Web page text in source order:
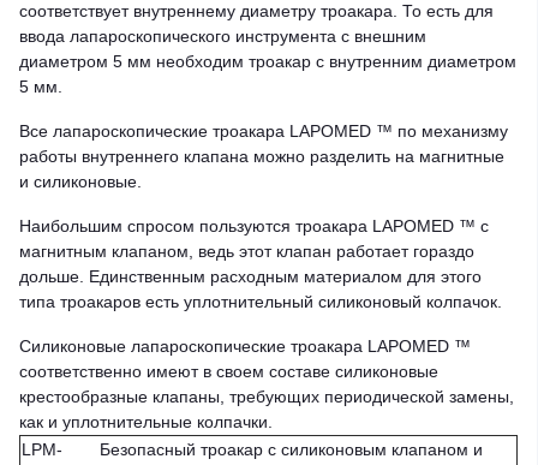
соответствует внутреннему диаметру троакара. То есть для
ввода лапароскопического инструмента с внешним
диаметром 5 мм необходим троакар с внутренним диаметром
5 мм.
Все лапароскопические троакара LAPOMED ™ по механизму
работы внутреннего клапана можно разделить на магнитные
и силиконовые.
Наибольшим спросом пользуются троакара LAPOMED ™ с
магнитным клапаном, ведь этот клапан работает гораздо
дольше. Единственным расходным материалом для этого
типа троакаров есть уплотнительный силиконовый колпачок.
Силиконовые лапароскопические троакара LAPOMED ™
соответственно имеют в своем составе силиконовые
крестообразные клапаны, требующих периодической замены,
как и уплотнительные колпачки.
LPM-
Безопасный троакар с силиконовым клапаном и